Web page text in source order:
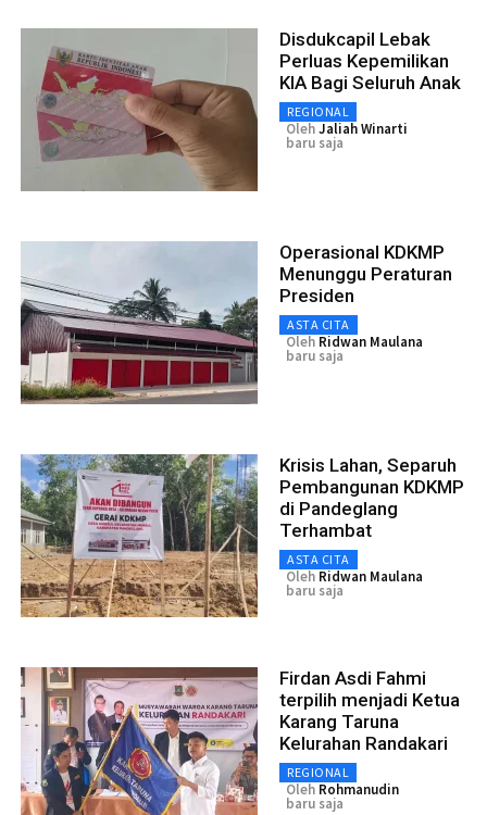
Disdukcapil Lebak
Perluas Kepemilikan
KIA Bagi Seluruh Anak
REGIONAL
OlehJaliah Winarti
baru saja
Operasional KDKMP
Menunggu Peraturan
Presiden
ASTA CITA
Oleh Ridwan Maulana
baru saja
Krisis Lahan, Separuh
Pembangunan KDKMP
di Pandeglang
Terhambat
ASTA CITA
Oleh Ridwan Maulana
baru saja
Firdan Asdi Fahmi
terpilih menjadi Ketua
Karang Taruna
Kelurahan Randakari
REGIONAL
Oleh Rohmanudin
baru saja